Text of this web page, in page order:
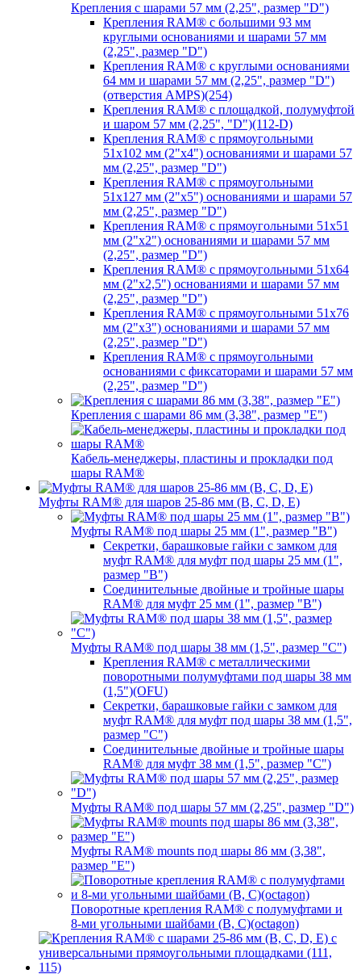
Крепления с шарами 57 мм (2,25", размер "D")
Крепления RAM® с большими 93 мм
круглыми основаниями и шарами 57 мм
(2,25", размер "D")
Крепления RAM® с круглыми основаниями
64 мм и шарами 57 мм (2,25", размер "D")
(отверстия AMPS)(254)
Крепления RAM® с площадкой, полумуфтой
и шаром 57 мм (2,25", "D")(112-D)
Крепления RAM® с прямоугольными
51х102 мм (2"х4") основаниями и шарами 57
мм (2,25", размер "D")
Крепления RAM® с прямоугольными
51х127 мм (2"х5") основаниями и шарами 57
мм (2,25", размер "D")
Крепления RAM® с прямоугольными 51х51
мм (2"х2") основаниями и шарами 57 мм
(2,25", размер "D")
Крепления RAM® с прямоугольными 51х64
мм (2"х2,5") основаниями и шарами 57 мм
(2,25", размер "D")
Крепления RAM® с прямоугольными 51х76
мм (2"х3") основаниями и шарами 57 мм
(2,25", размер "D")
Крепления RAM® с прямоугольными
основаниями с фиксаторами и шарами 57 мм
(2,25", размер "D")
Крепления с шарами 86 мм (3,38", размер "E")
Кабель-менеджеры, пластины и прокладки под
шары RAM®
Муфты RAM® для шаров 25-86 мм (B, C, D, E)
Муфты RAM® под шары 25 мм (1", размер "B")
Секретки, барашковые гайки с замком для
муфт RAM® для муфт под шары 25 мм (1",
размер "B")
Соединительные двойные и тройные шары
RAM® для муфт 25 мм (1", размер "B")
Муфты RAM® под шары 38 мм (1,5", размер "C")
Крепления RAM® с металлическими
поворотными полумуфтами под шары 38 мм
(1,5")(OFU)
Секретки, барашковые гайки с замком для
муфт RAM® для муфт под шары 38 мм (1,5",
размер "C")
Соединительные двойные и тройные шары
RAM® для муфт 38 мм (1,5", размер "C")
Муфты RAM® под шары 57 мм (2,25", размер "D")
Муфты RAM® mounts под шары 86 мм (3,38",
размер "E")
Поворотные крепления RAM® c полумуфтами и
8-ми угольными шайбами (B, C)(octagon)